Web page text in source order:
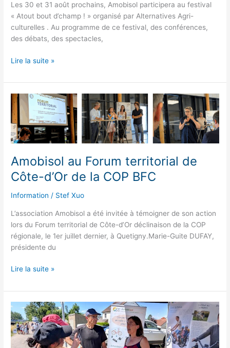
Les 30 et 31 août prochains, Amobisol participera au festival
« Atout bout d’champ ! » organisé par Alternatives Agri-
culturelles . Au programme de ce festival, des conférences,
des débats, des spectacles,
Amobisol
festival
« Atout
bout
d’champ
! »
à
(21)
Lire la suite »
Amobisol au Forum territorial de
Côte-d’Or de la COP BFC
Information / Stef Xuo
L’association Amobisol a été invitée à témoigner de son action
lors du Forum territorial de Côte-d’Or déclinaison de la COP
régionale, le 1er juillet dernier, à Quetigny.Marie-Guite DUFAY,
présidente du
Amobisol
Forum
territorial
de
Côte-
d’Or
Lire la suite »